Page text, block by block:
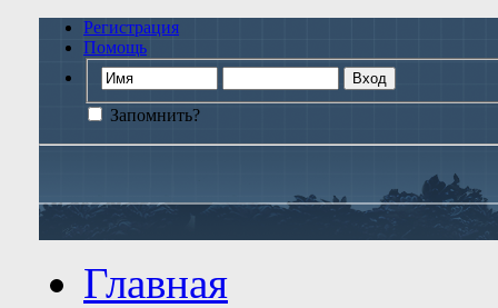
Регистрация
Помощь
Запомнить?
Главная